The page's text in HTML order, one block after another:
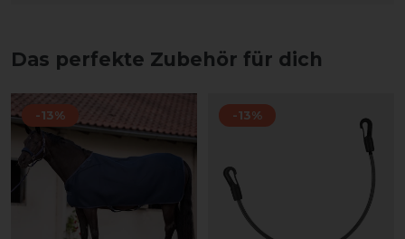
Das perfekte Zubehör für dich
-13% -13%